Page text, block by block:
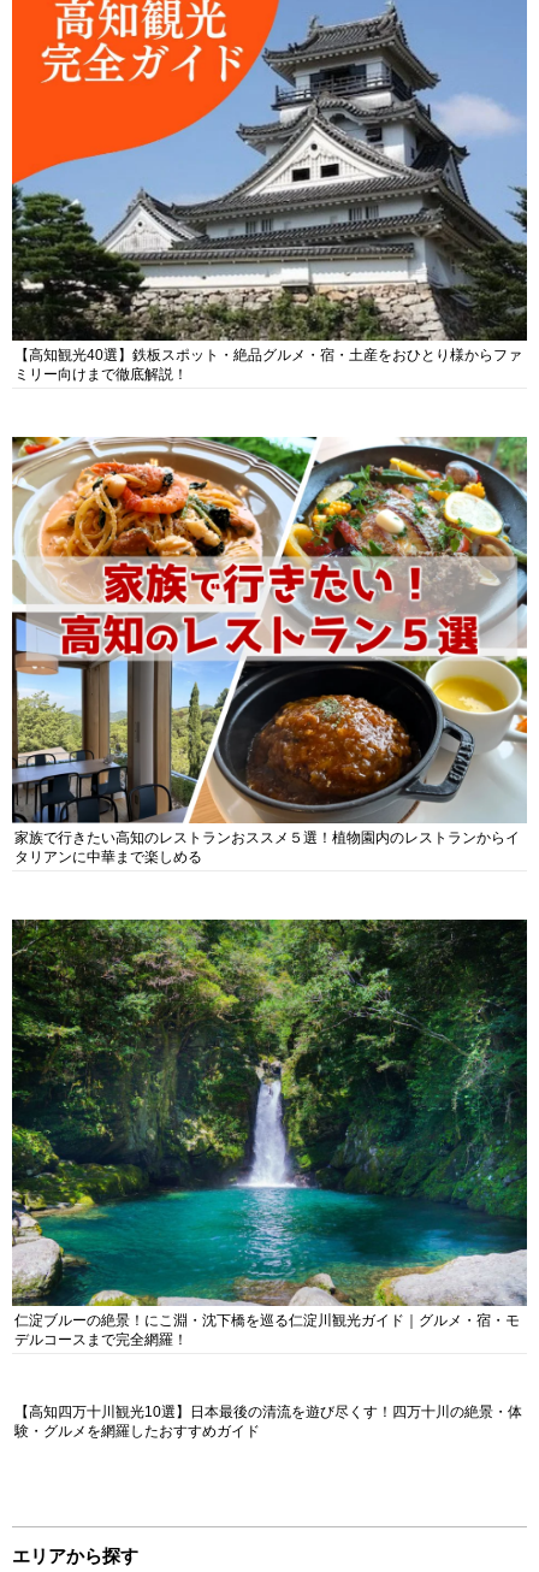
【高知観光40選】鉄板スポット・絶品グルメ・宿・土産をおひとり様からファ
ミリー向けまで徹底解説！
家族で行きたい高知のレストランおススメ５選！植物園内のレストランからイ
タリアンに中華まで楽しめる
仁淀ブルーの絶景！にこ淵・沈下橋を巡る仁淀川観光ガイド｜グルメ・宿・モ
デルコースまで完全網羅！
【高知四万十川観光10選】日本最後の清流を遊び尽くす！四万十川の絶景・体
験・グルメを網羅したおすすめガイド
エリアから探す